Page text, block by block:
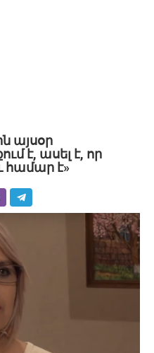
այսօր
է, ասել է, որ
համար է»